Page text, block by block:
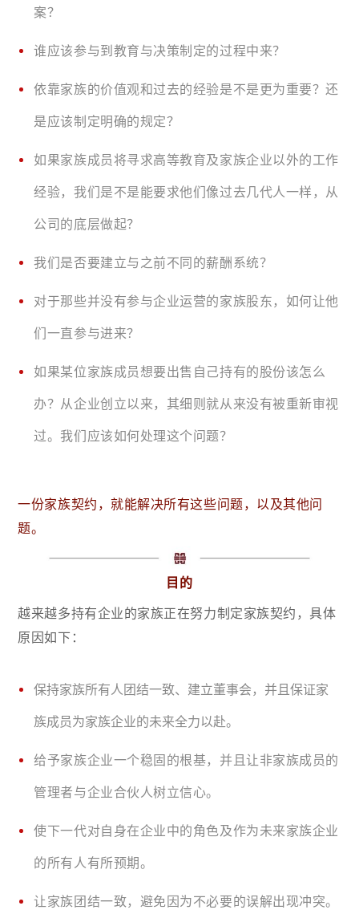
案？
谁应该参与到教育与决策制定的过程中来？
依靠家族的价值观和过去的经验是不是更为重要？还
是应该制定明确的规定？
如果家族成员将寻求高等教育及家族企业以外的工作
经验，我们是不是能要求他们像过去几代人一样，从
公司的底层做起？
我们是否要建立与之前不同的薪酬系统？
对于那些并没有参与企业运营的家族股东，如何让他
们一直参与进来？
如果某位家族成员想要出售自己持有的股份该怎么
办？从企业创立以来，其细则就从来没有被重新审视
过。我们应该如何处理这个问题？
一份家族契约，就能解决所有这些问题，以及其他问
题。
目的
越来越多持有企业的家族正在努力制定家族契约，具体
原因如下：
保持家族所有人团结一致、建立董事会，并且保证家
族成员为家族企业的未来全力以赴。
给予家族企业一个稳固的根基，并且让非家族成员的
管理者与企业合伙人树立信心。
使下一代对自身在企业中的角色及作为未来家族企业
的所有人有所预期。
让家族团结一致，避免因为不必要的误解出现冲突。